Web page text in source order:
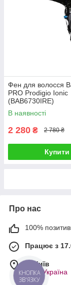
Фен для волосся
PRO Prodigio Ionic
(BAB6730IRE)
В наявності
2 280 ₴ 2 780 ₴
Купити
Про нас
100%
Працює з
м. Київ
Київ, Україна
КНОПКА
ЗВ'ЯЗКУ